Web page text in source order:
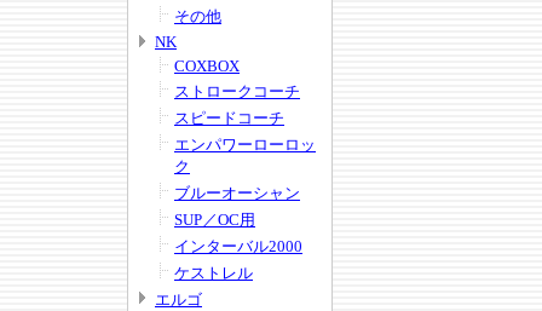
その他
NK
COXBOX
ストロークコーチ
スピードコーチ
エンパワーローロッ
ク
ブルーオーシャン
SUP／OC用
インターバル2000
ケストレル
エルゴ